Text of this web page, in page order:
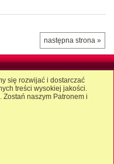
następna strona »
się rozwijać i dostarczać
treści wysokiej jakości.
naszym Patronem i